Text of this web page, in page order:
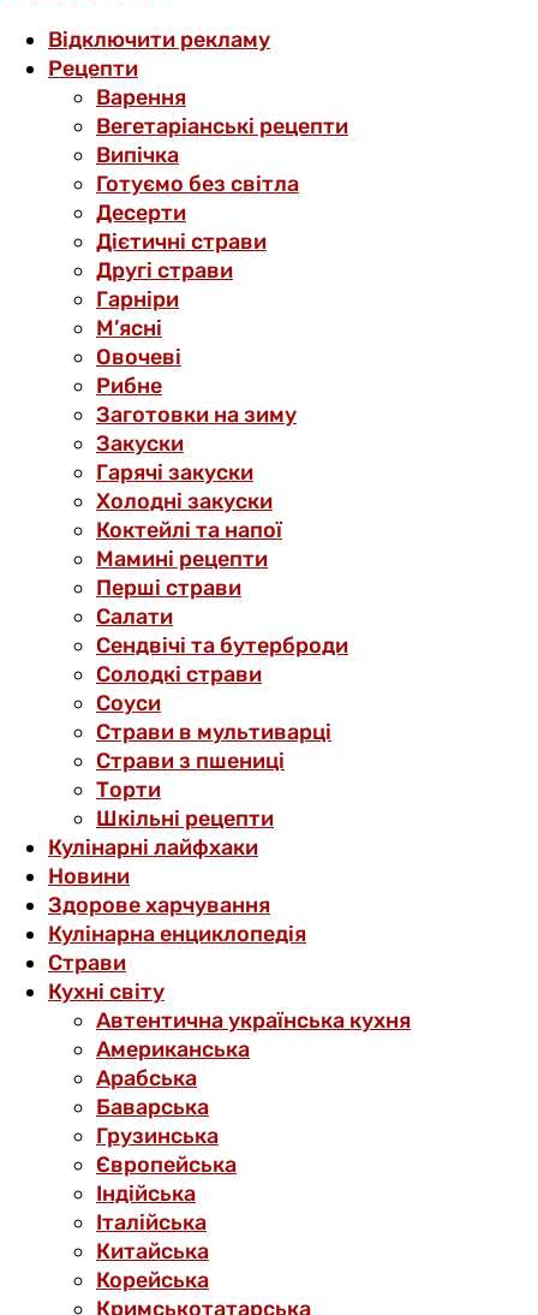
Відключити рекламу
Рецепти
Варення
Вегетаріанські рецепти
Випічка
Готуємо без світла
Десерти
Дієтичні страви
Другі страви
Гарніри
М’ясні
Овочеві
Рибне
Заготовки на зиму
Закуски
Гарячі закуски
Холодні закуски
Коктейлі та напої
Мамині рецепти
Перші страви
Салати
Сендвічі та бутерброди
Солодкі страви
Соуси
Страви в мультиварці
Страви з пшениці
Торти
Шкільні рецепти
Кулінарні лайфхаки
Новини
Здорове харчування
Кулінарна енциклопедія
Страви
Кухні світу
Автентична українська кухня
Американська
Арабська
Баварська
Грузинська
Європейська
Індійська
Італійська
Китайська
Корейська
Кримськотатарська